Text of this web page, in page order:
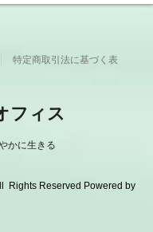
特定商取引法に基づく表
フィス
かに生きる
Rights Reserved Powered by